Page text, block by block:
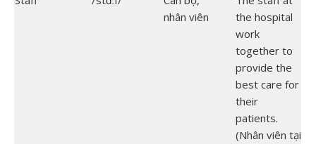
nhân viên
the hospital
work
together to
provide the
best care for
their
patients.
(Nhân viên tại